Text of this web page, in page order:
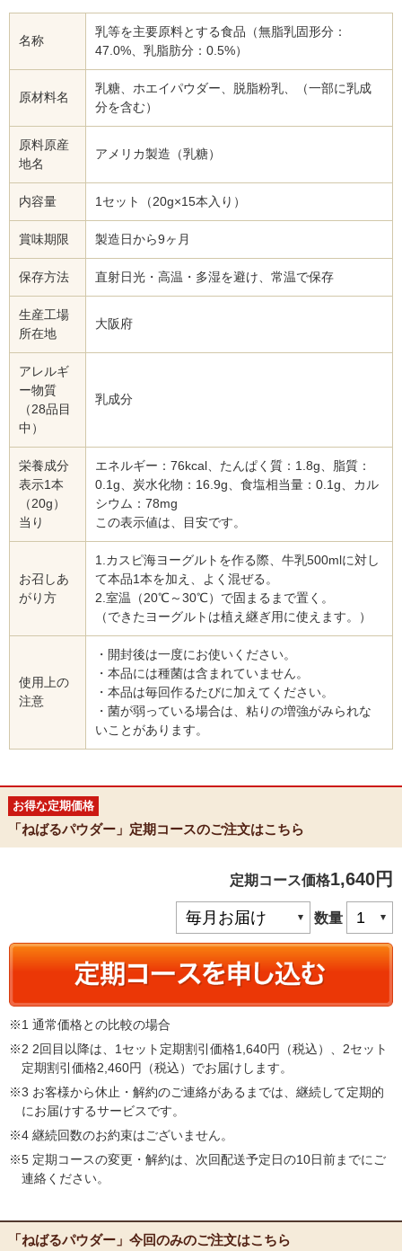
名称
乳等を主要原料とする食品（無脂乳固形分：
47.0%、乳脂肪分：0.5%）
原材料名
乳糖、ホエイパウダー、脱脂粉乳、（一部に乳成
分を含む）
原料原産
地名
アメリカ製造（乳糖）
内容量 1セット（20g×15本入り）
賞味期限 製造日から9ヶ月
保存方法 直射日光・高温・多湿を避け、常温で保存
生産工場
所在地
大阪府
アレルギ
ー物質
（28品目
中）
乳成分
栄養成分
表示1本
（20g）
当り
エネルギー：76kcal、たんぱく質：1.8g、脂質：
0.1g、炭水化物：16.9g、食塩相当量：0.1g、カル
シウム：78mg
この表示値は、目安です。
お召しあ
がり方
1.カスピ海ヨーグルトを作る際、牛乳500mlに対し
て本品1本を加え、よく混ぜる。
2.室温（20℃～30℃）で固まるまで置く。
（できたヨーグルトは植え継ぎ用に使えます。）
使用上の
注意
・開封後は一度にお使いください。
・本品には種菌は含まれていません。
・本品は毎回作るたびに加えてください。
・菌が弱っている場合は、粘りの増強がみられな
いことがあります。
お得な定期価格
「ねばるパウダー」定期コースのご注文はこちら
定期コース価格1,640円
数量
※1 通常価格との比較の場合
※2 2回目以降は、1セット定期割引価格1,640円（税込）、2セット
定期割引価格2,460円（税込）でお届けします。
※3 お客様から休止・解約のご連絡があるまでは、継続して定期的
にお届けするサービスです。
※4 継続回数のお約束はございません。
※5 定期コースの変更・解約は、次回配送予定日の10日前までにご
連絡ください。
「ねばるパウダー」今回のみのご注文はこちら